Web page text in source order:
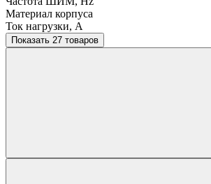
Материал корпуса
Ток нагрузки, A
Показать 27 товаров